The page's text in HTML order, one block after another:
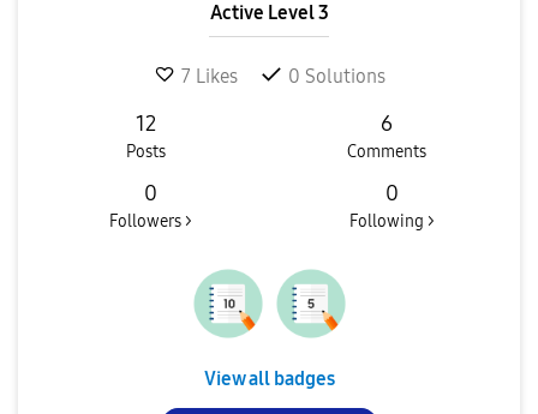
Active Level 3
7 Likes 0 Solutions
12
Posts
6
Comments
0
Followers >
0
Following >
View all badges